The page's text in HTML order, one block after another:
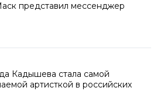
представил мессенджер
Кадышева стала самой
артисткой в российских